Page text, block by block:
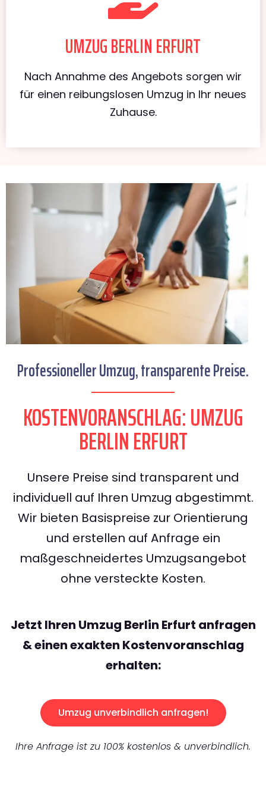
UMZUG BERLIN ERFURT
Nach Annahme des Angebots sorgen wir
für einen reibungslosen Umzug in Ihr neues
Zuhause.
Professioneller Umzug, transparente Preise.
KOSTENVORANSCHLAG: UMZUG
BERLIN ERFURT
Unsere Preise sind transparent und
individuell auf Ihren Umzug abgestimmt.
Wir bieten Basispreise zur Orientierung
und erstellen auf Anfrage ein
maßgeschneidertes Umzugsangebot
ohne versteckte Kosten.
Jetzt Ihren Umzug Berlin Erfurt anfragen
& einen exakten Kostenvoranschlag
erhalten:
Umzug unverbindlich anfragen!
Ihre Anfrage ist zu 100% kostenlos & unverbindlich.